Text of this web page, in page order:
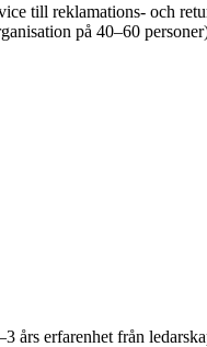
till reklamations- och
på 40–60
erfarenhet från